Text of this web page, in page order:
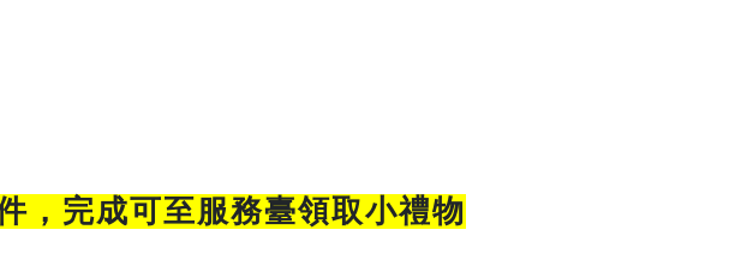
，完成可至服務臺領取小禮物